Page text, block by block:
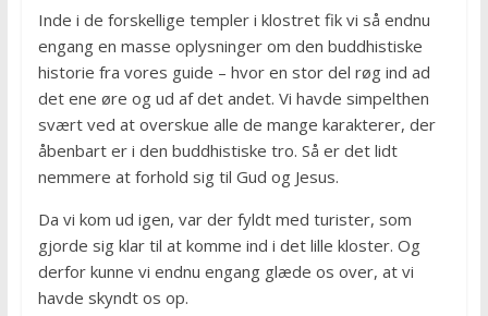
Inde i de forskellige templer i klostret fik vi så endnu
engang en masse oplysninger om den buddhistiske
historie fra vores guide – hvor en stor del røg ind ad
det ene øre og ud af det andet. Vi havde simpelthen
svært ved at overskue alle de mange karakterer, der
åbenbart er i den buddhistiske tro. Så er det lidt
nemmere at forhold sig til Gud og Jesus.
Da vi kom ud igen, var der fyldt med turister, som
gjorde sig klar til at komme ind i det lille kloster. Og
derfor kunne vi endnu engang glæde os over, at vi
havde skyndt os op.